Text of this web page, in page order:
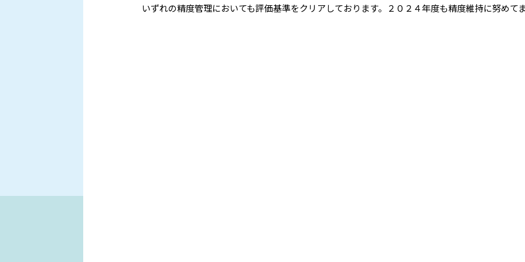
いずれの精度管理においても評価基準をクリアしております。２０２４年度も精度維持に努めてま